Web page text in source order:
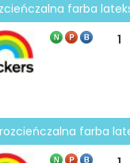
farba
1
farba